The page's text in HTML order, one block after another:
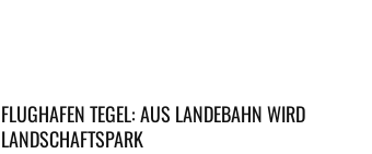
FLUGHAFEN TEGEL: AUS LANDEBAHN WIRD
LANDSCHAFTSPARK